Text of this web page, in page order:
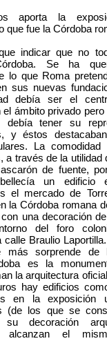
aporta la
que fue la Córdoba
indicar que no
Se ha
lo que Roma
sus nuevas
debía ser el
ámbito privado
debía tener su
y éstos
La comodidad
a través de la utilidad
de fuente,
un edificio
el mercado de
la Córdoba romana
una decoración
del foro
calle Braulio
sorprende de
es la
la arquitectura
hay edificios
en la exposición
(de los que se
decoración
alcanzan el